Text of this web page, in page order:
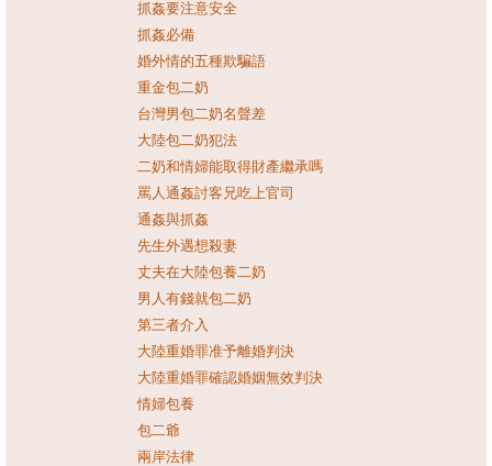
抓姦要注意安全
抓姦必備
婚外情的五種欺騙語
重金包二奶
台灣男包二奶名聲差
大陸包二奶犯法
二奶和情婦能取得財產繼承嗎
罵人通姦討客兄吃上官司
通姦與抓姦
先生外遇想殺妻
丈夫在大陸包養二奶
男人有錢就包二奶
第三者介入
大陸重婚罪准予離婚判決
大陸重婚罪確認婚姻無效判決
情婦包養
包二爺
兩岸法律